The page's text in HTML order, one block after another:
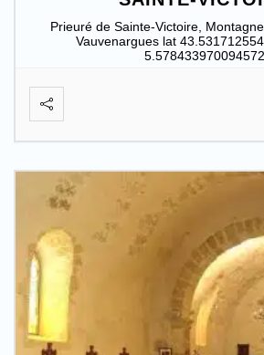
Prieuré de Sainte-Victoire,
Vauvenargues lat
5.578433970094572